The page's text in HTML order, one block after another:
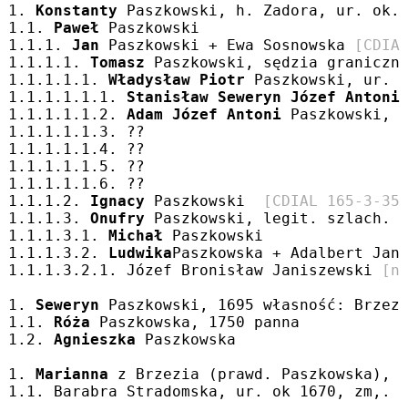
1. Konstanty Paszkowski, h. Zadora, ur. ok.
1.1. Paweł Paszkowski
1.1.1. Jan Paszkowski + Ewa Sosnowska
1.1.1.1. Tomasz Paszkowski, sędzia
1.1.1.1.1. Władysław Piotr Paszkowski, ur.
1.1.1.1.1.1. Stanisław Seweryn Józef Antoni
1.1.1.1.1.2. Adam Józef Antoni Paszkowski,
1.1.1.1.1.3. ??
1.1.1.1.1.4. ??
1.1.1.1.1.5. ??
1.1.1.1.1.6. ??
1.1.1.2. Ignacy Paszkowski
[CDIAL 165-3-
1.1.1.3. Onufry Paszkowski, legit. szlach.
1.1.1.3.1. Michał Paszkowski
1.1.1.3.2. LudwikaPaszkowska + Adalbert
1.1.1.3.2.1. Józef Bronisław Janiszewski
1. Seweryn Paszkowski, 1695 własność:
1.1. Róża Paszkowska, 1750 panna
1.2. Agnieszka Paszkowska
1. Marianna z Brzezia (prawd. Paszkowska),
1.1. Barabra Stradomska, ur. ok 1670, zm,.